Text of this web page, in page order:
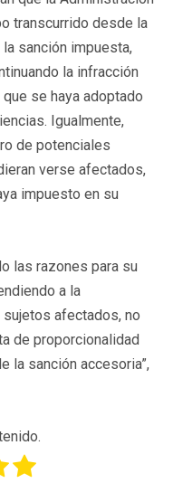
transcurrido desde la
sanción impuesta,
la infracción
se haya adoptado
Igualmente,
de potenciales
verse afectados,
impuesto en su
las razones para su
a la
afectados, no
de proporcionalidad
la sanción accesoria”,